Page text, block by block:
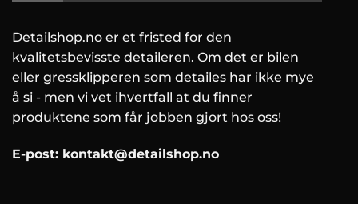
Detailshop.no er et fristed for den
kvalitetsbevisste detaileren. Om det er bilen
eller gressklipperen som detailes har ikke mye
å si - men vi vet ihvertfall at du finner
produktene som får jobben gjort hos oss!
E-post: kontakt@detailshop.no